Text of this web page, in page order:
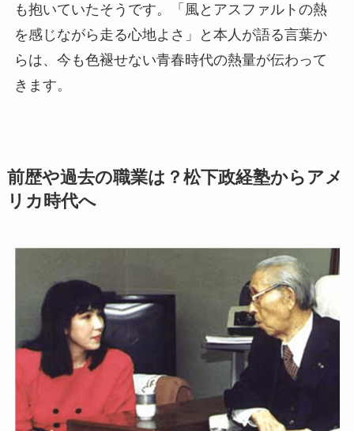
も抱いていたそうです。「風とアスファルトの熱
を感じながら走る心地よさ」と本人が語る言葉か
らは、今も色褪せない青春時代の熱量が伝わって
きます。
前歴や過去の職業は？松下政経塾からアメ
リカ時代へ